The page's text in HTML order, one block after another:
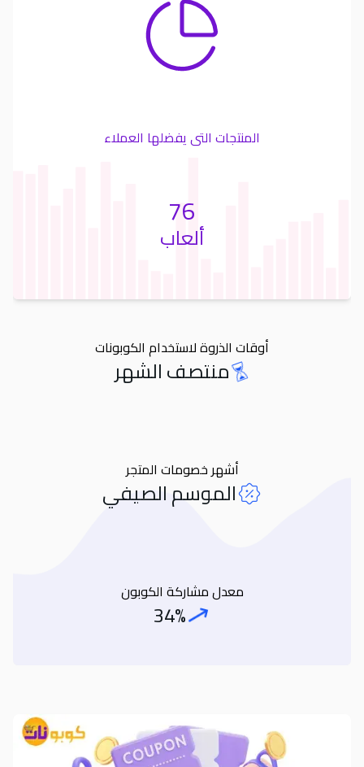
المنتجات التى يفضلها العملاء
76
ألعاب
أوقات الذروة لاستخدام الكوبونات
Orders
منتصف الشهر
أشهر خصومات المتجر
الموسم الصيفي
معدل مشاركة الكوبون
Coupon Share Rate
34%